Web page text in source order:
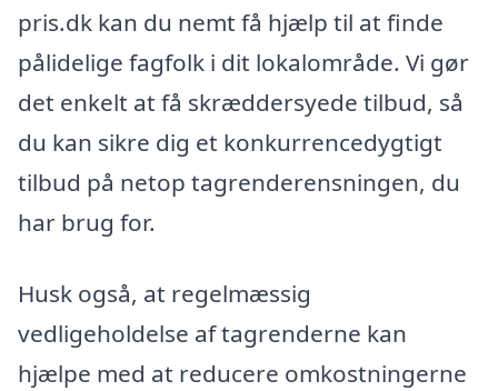
pris.dk kan du nemt få hjælp til at finde
pålidelige fagfolk i dit lokalområde. Vi gør
det enkelt at få skræddersyede tilbud, så
du kan sikre dig et konkurrencedygtigt
tilbud på netop tagrenderensningen, du
har brug for.
Husk også, at regelmæssig
vedligeholdelse af tagrenderne kan
hjælpe med at reducere omkostningerne